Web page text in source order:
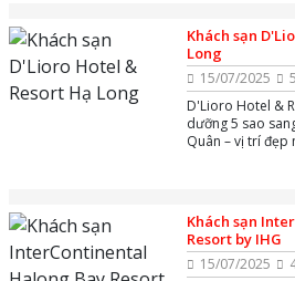
Khách sạn
Long
15/07/2025
D'Lioro Hotel &
dưỡng 5 sao
Quân – vị trí đẹp
Khách sạn
Resort by IHG
15/07/2025